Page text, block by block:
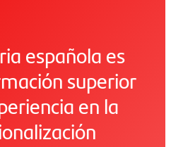
española es
superior
en la